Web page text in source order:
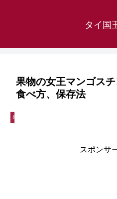
タイ国
果物の女王マンゴスチ
食べ方、保存法
果物
スポンサ